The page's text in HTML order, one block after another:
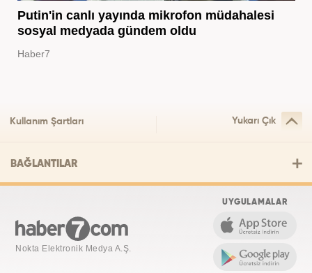
Putin'in canlı yayında mikrofon müdahalesi
sosyal medyada gündem oldu
Haber7
Kullanım Şartları Yukarı Çık
BAĞLANTILAR
Nokta Elektronik Medya A.Ş.
UYGULAMALAR